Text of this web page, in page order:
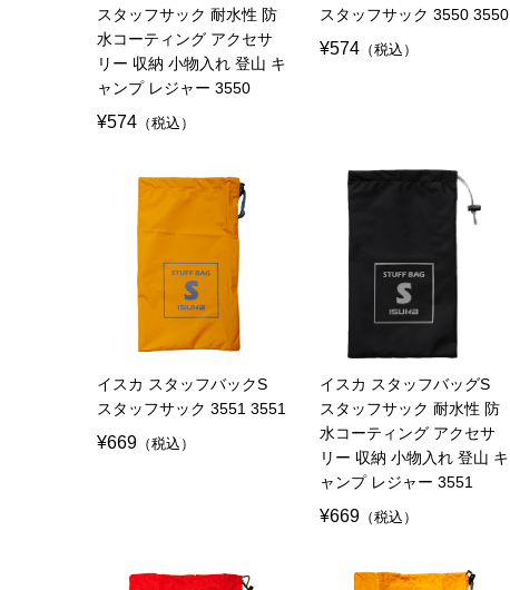
スタッフサック 耐水性 防
水コーティング アクセサ
リー 収納 小物入れ 登山 キ
ャンプ レジャー 3550
¥574 （税込）
スタッフサック 3550 3550
¥574 （税込）
イスカ スタッフバックS
スタッフサック 3551 3551
¥669 （税込）
イスカ スタッフバッグS
スタッフサック 耐水性 防
水コーティング アクセサ
リー 収納 小物入れ 登山 キ
ャンプ レジャー 3551
¥669 （税込）